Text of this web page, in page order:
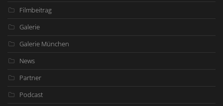
Filmbeitrag
Galerie
Galerie München
News
Partner
Podcast